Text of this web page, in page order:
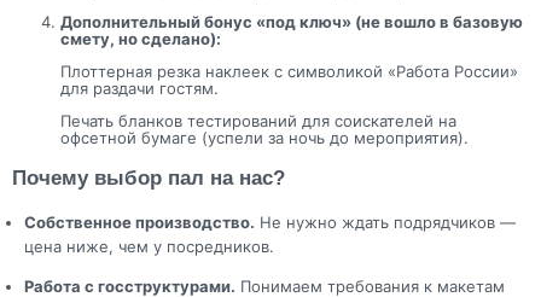
Дополнительный бонус «под ключ» (не вошло в базовую
смету, но сделано):
Плоттерная резка наклеек с символикой «Работа России»
для раздачи гостям.
Печать бланков тестирований для соискателей на
офсетной бумаге (успели за ночь до мероприятия).
Почему выбор пал на нас?
Собственное производство. Не нужно ждать подрядчиков —
цена ниже, чем у посредников.
Работа с госструктурами. Понимаем требования к макетам